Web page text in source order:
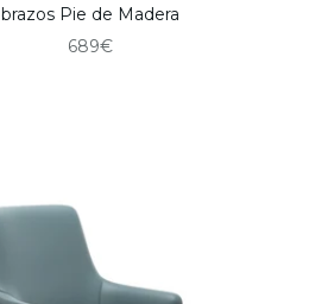
brazos Pie de Madera
Precio de oferta
689€